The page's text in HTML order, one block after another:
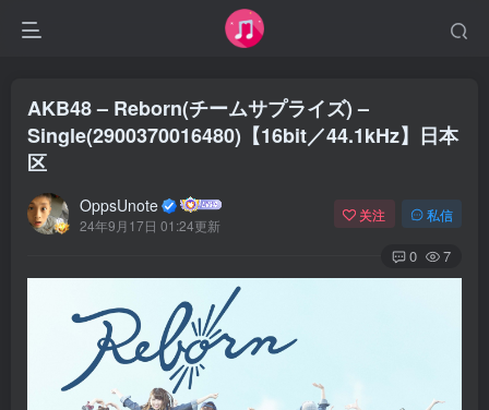
AKB48 – Reborn(チームサプライズ) –
Single(2900370016480)【16bit／44.1kHz】日本
区
OppsUnote
24年9月17日 01:24更新
关注 私信
0 7